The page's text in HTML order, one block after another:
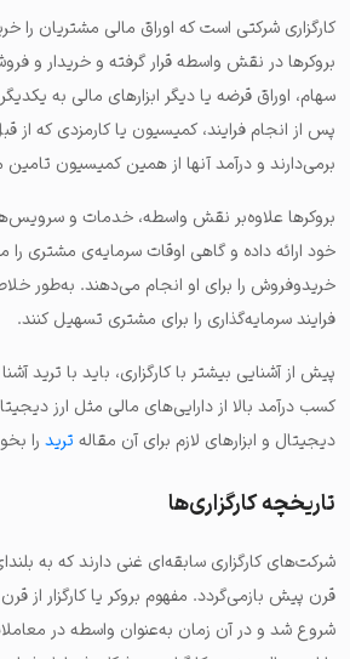
کارگزاری شرکتی است که اوراق مالی مشتریان را
بروکرها در نقش واسطه قرار گرفته و خریدار و
سهام، اوراق قرضه یا دیگر ابزارهای مالی به
پس از انجام فرایند، کمیسیون یا کارمزدی که از
برمی‌دارند و درآمد آنها از همین کمیسیون
بروکرها علاوه‌بر نقش واسطه، خدمات و
خود ارائه داده و گاهی اوقات سرمایه‌ی مشتری را
خریدوفروش را برای او انجام می‌دهند. به‌طور
فرایند سرمایه‌گذاری را برای مشتری تسهیل کنند.
پیش از آشنایی بیشتر با کارگزاری، باید با ترید
کسب درآمد بالا از دارایی‌های مالی مثل ارز
دیجیتال و ابزارهای لازم برای آن مقاله ترید را
تاریخچه کارگزاری‌ها
شرکت‌های کارگزاری سابقه‌ای غنی دارند که به
قرن پیش بازمی‌گردد. مفهوم بروکر یا کارگزار از
شروع شد و در آن زمان به‌عنوان واسطه در